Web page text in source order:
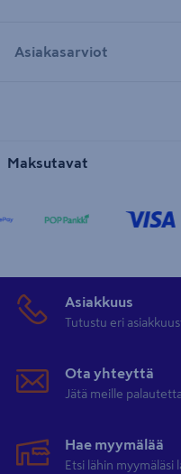
Asiakasarviot
Maksutavat
Asiakkuus
Tutustu eri
Ota yhteyttä
Jätä meille
Hae myymälää
Etsi lähin